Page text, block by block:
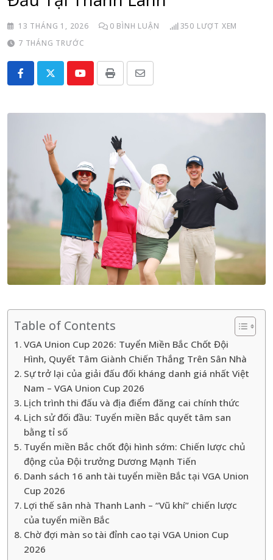
13 THÁNG 1, 2026 0 BÌNH LUẬN 350 LƯỢT XEM
7 THÁNG TRƯỚC
YoutubePrint
Share
Email
Table of Contents
VGA Union Cup 2026: Tuyển Miền Bắc Chốt Đội
Hình, Quyết Tâm Giành Chiến Thắng Trên Sân Nhà
Sự trở lại của giải đấu đối kháng danh giá nhất Việt
Nam – VGA Union Cup 2026
Lịch trình thi đấu và địa điểm đăng cai chính thức
Lịch sử đối đầu: Tuyển miền Bắc quyết tâm san
bằng tỉ số
Tuyển miền Bắc chốt đội hình sớm: Chiến lược chủ
động của Đội trưởng Dương Mạnh Tiến
Danh sách 16 anh tài tuyển miền Bắc tại VGA Union
Cup 2026
Lợi thế sân nhà Thanh Lanh – “Vũ khí” chiến lược
của tuyển miền Bắc
Chờ đợi màn so tài đỉnh cao tại VGA Union Cup
2026